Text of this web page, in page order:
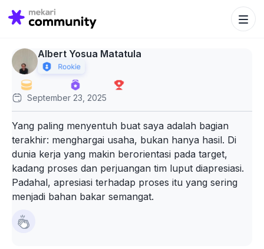
Search
for:
Search
Albert Yosua Matatula
September 23, 2025
Yang paling menyentuh buat saya adalah bagian
terakhir: menghargai usaha, bukan hanya hasil. Di
dunia kerja yang makin berorientasi pada target,
kadang proses dan perjuangan tim luput diapresiasi.
Padahal, apresiasi terhadap proses itu yang sering
menjadi bahan bakar semangat.